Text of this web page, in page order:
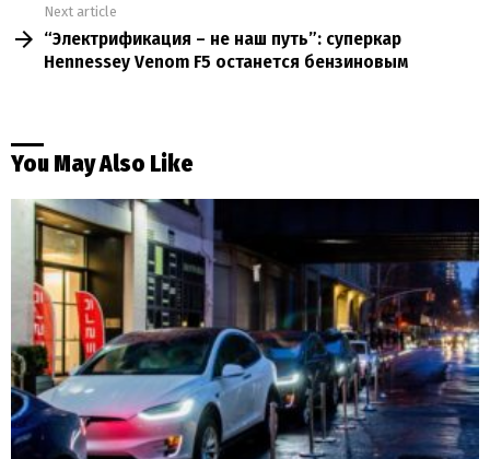
Next article
“Электрификация – не наш путь”: суперкар
Hennessey Venom F5 останется бензиновым
You May Also Like